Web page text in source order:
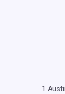
1